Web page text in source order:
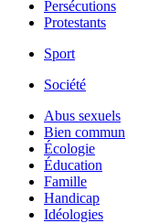
Persécutions
Protestants
Sport
Société
Abus sexuels
Bien commun
Écologie
Éducation
Famille
Handicap
Idéologies